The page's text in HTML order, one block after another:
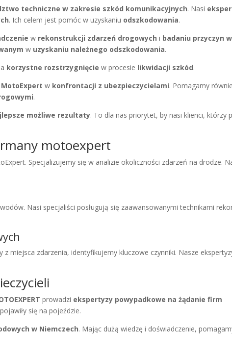
techniczne w zakresie szkód komunikacyjnych. Nasi
. Ich celem jest pomóc w uzyskaniu odszkodowania.
w rekonstrukcji zdarzeń drogowych i badaniu przyczyn
w uzyskaniu należnego odszkodowania.
korzystne rozstrzygnięcie w procesie likwidacji szkód.
w konfrontacji z ubezpieczycielami. Pomagamy
.
możliwe rezultaty. To dla nas priorytet, by nasi klienci, którzy
motoexpert
Specjalizujemy się w analizie okoliczności zdarzeń na drodze.
Nasi specjaliści posługują się zaawansowanymi technikami
miejsca zdarzenia, identyfikujemy kluczowe czynniki. Nasze
prowadzi ekspertyzy powypadkowe na żądanie firm
się na pojeździe.
w Niemczech. Mając dużą wiedzę i doświadczenie,